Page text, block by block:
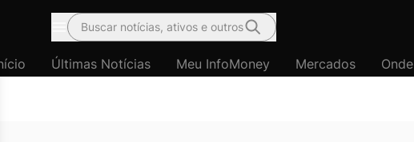
Menu
Buscar notícias, ativos e outros
Últimas Notícias Meu InfoMoney Mercados